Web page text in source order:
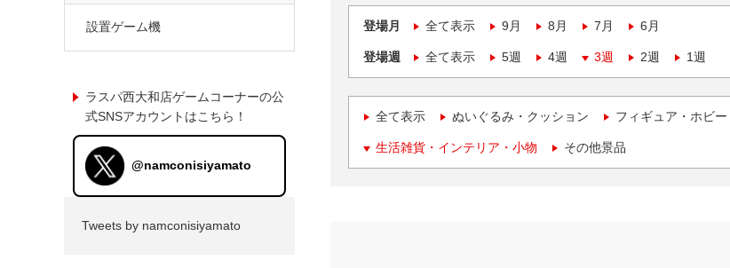
登場月 全て表示 9月 8月 7月 6月
登場週 全て表示 5週 4週 3週 2週 1週
全て表示 ぬいぐるみ・クッション フィギュア・ホビー
生活雑貨・インテリア・小物 その他景品
設置ゲーム機
ラスパ西大和店ゲームコーナーの公
式SNSアカウントはこちら！
@namconisiyamato
Tweets by namconisiyamato